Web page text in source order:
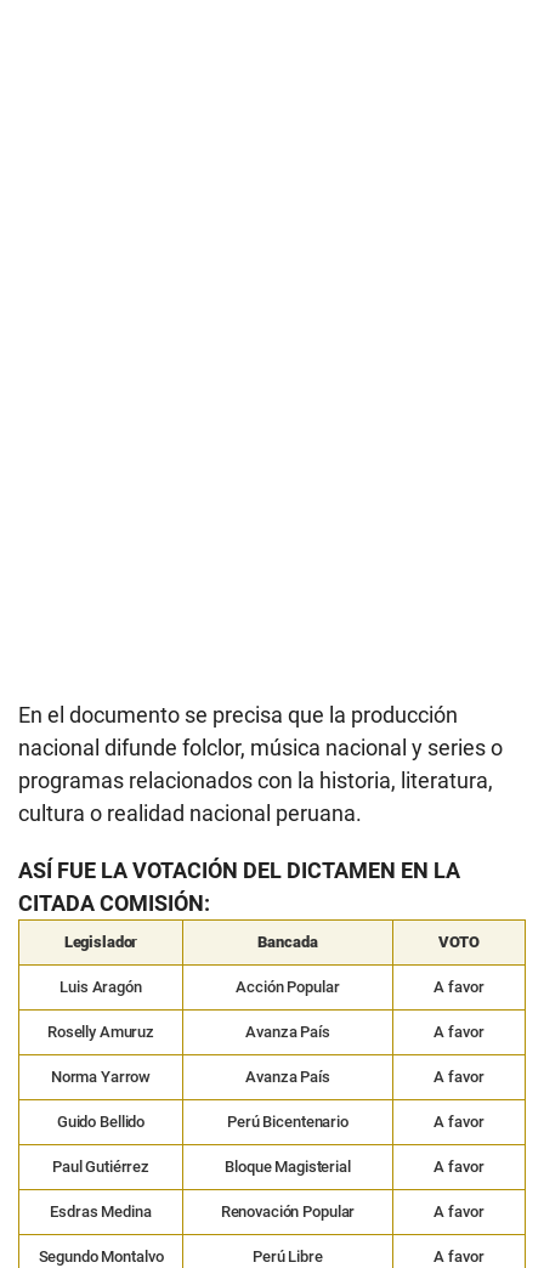
En el documento se precisa que la producción
nacional difunde folclor, música nacional y series o
programas relacionados con la historia, literatura,
cultura o realidad nacional peruana.
ASÍ FUE LA VOTACIÓN DEL DICTAMEN EN LA
CITADA COMISIÓN:
Legislador Bancada VOTO
Luis Aragón Acción Popular A favor
Roselly Amuruz Avanza País A favor
Norma Yarrow Avanza País A favor
Guido Bellido Perú Bicentenario A favor
Paul Gutiérrez Bloque Magisterial A favor
Esdras Medina Renovación Popular A favor
Segundo Montalvo Perú Libre A favor